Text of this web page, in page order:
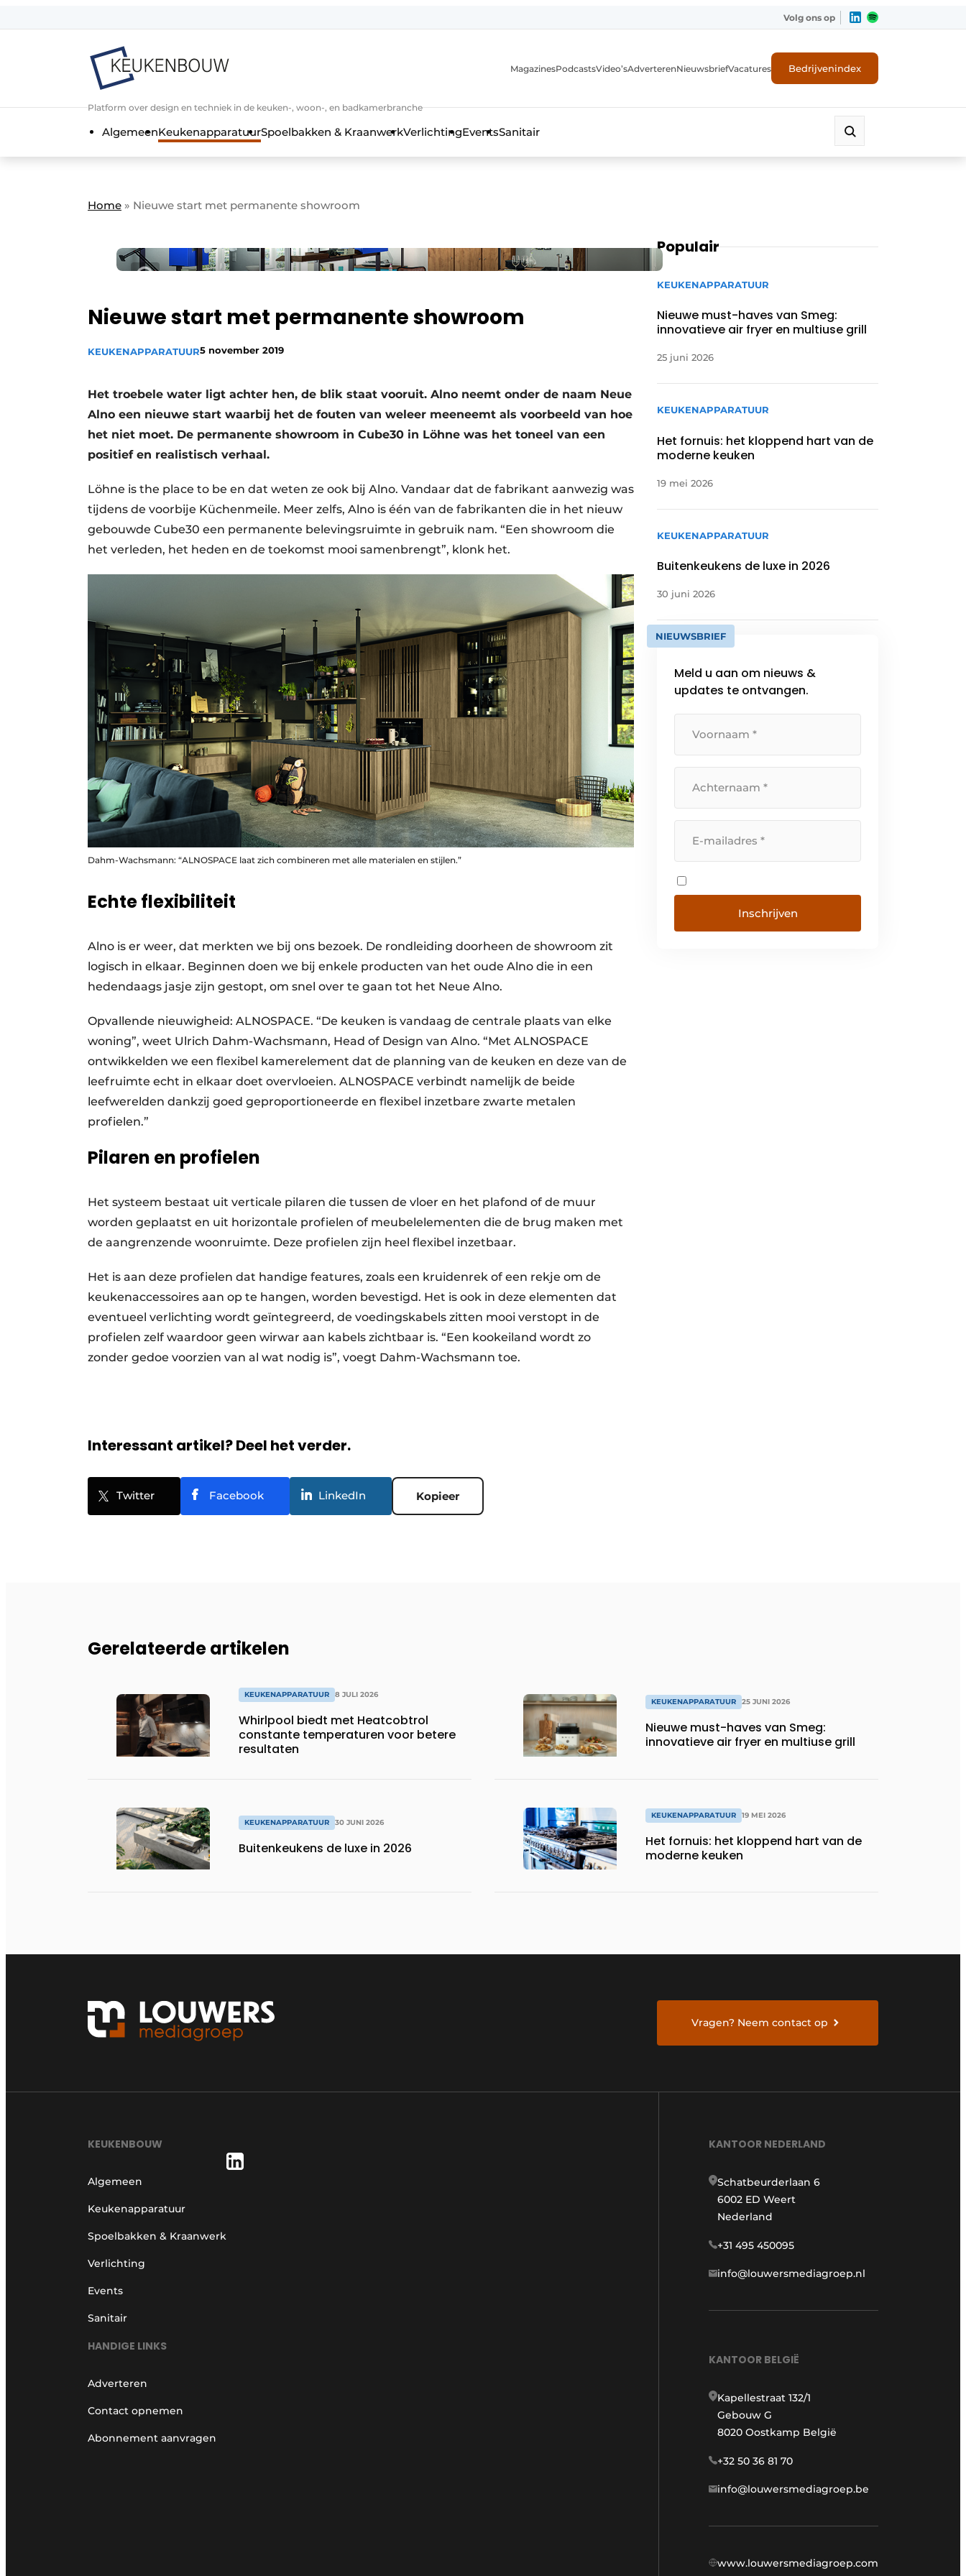
Algemene voorwaarden
Contact
Keukenbouw | Platform over design en techniek in de keuken-, woon-, en badkamerbranche
Nieuwsbrief
Privacy / Cookie statement
Volg ons op
Platform over design en techniek in de keuken-, woon-, en badkamerbranche
MagazinesPodcastsVideo’sAdverterenNieuwsbriefVacatures Bedrijvenindex
AlgemeenKeukenapparatuurSpoelbakken & KraanwerkVerlichtingEventsSanitair
Home » Nieuwe start met permanente showroom
Nieuwe start met permanente showroom
KEUKENAPPARATUUR5 november 2019
Het troebele water ligt achter hen, de blik staat vooruit. Alno neemt onder de naam Neue
Alno een nieuwe start waarbij het de fouten van weleer meeneemt als voorbeeld van hoe
het niet moet. De permanente showroom in Cube30 in Löhne was het toneel van een
positief en realistisch verhaal.
Löhne is the place to be en dat weten ze ook bij Alno. Vandaar dat de fabrikant aanwezig was
tijdens de voorbije Küchenmeile. Meer zelfs, Alno is één van de fabrikanten die in het nieuw
gebouwde Cube30 een permanente belevingsruimte in gebruik nam. “Een showroom die
het verleden, het heden en de toekomst mooi samenbrengt”, klonk het.
Dahm-Wachsmann: “ALNOSPACE laat zich combineren met alle materialen en stijlen.”
Echte flexibiliteit
Alno is er weer, dat merkten we bij ons bezoek. De rondleiding doorheen de showroom zit
logisch in elkaar. Beginnen doen we bij enkele producten van het oude Alno die in een
hedendaags jasje zijn gestopt, om snel over te gaan tot het Neue Alno.
Opvallende nieuwigheid: ALNOSPACE. “De keuken is vandaag de centrale plaats van elke
woning”, weet Ulrich Dahm-Wachsmann, Head of Design van Alno. “Met ALNOSPACE
ontwikkelden we een flexibel kamerelement dat de planning van de keuken en deze van de
leefruimte echt in elkaar doet overvloeien. ALNOSPACE verbindt namelijk de beide
leefwerelden dankzij goed geproportioneerde en flexibel inzetbare zwarte metalen
profielen.”
Pilaren en profielen
Het systeem bestaat uit verticale pilaren die tussen de vloer en het plafond of de muur
worden geplaatst en uit horizontale profielen of meubelelementen die de brug maken met
de aangrenzende woonruimte. Deze profielen zijn heel flexibel inzetbaar.
Het is aan deze profielen dat handige features, zoals een kruidenrek of een rekje om de
keukenaccessoires aan op te hangen, worden bevestigd. Het is ook in deze elementen dat
eventueel verlichting wordt geïntegreerd, de voedingskabels zitten mooi verstopt in de
profielen zelf waardoor geen wirwar aan kabels zichtbaar is. “Een kookeiland wordt zo
zonder gedoe voorzien van al wat nodig is”, voegt Dahm-Wachsmann toe.
Interessant artikel? Deel het verder.
Twitter Facebook LinkedIn Kopieer
Populair
KEUKENAPPARATUUR
Nieuwe must-haves van Smeg:
innovatieve air fryer en multiuse grill
25 juni 2026
KEUKENAPPARATUUR
Het fornuis: het kloppend hart van de
moderne keuken
19 mei 2026
KEUKENAPPARATUUR
Buitenkeukens de luxe in 2026
30 juni 2026
NIEUWSBRIEF
Meld u aan om nieuws &
updates te ontvangen.
Gerelateerde artikelen
KEUKENAPPARATUUR 8 JULI 2026
Whirlpool biedt met Heatcobtrol
constante temperaturen voor betere
resultaten
KEUKENAPPARATUUR 30 JUNI 2026
Buitenkeukens de luxe in 2026
KEUKENAPPARATUUR 25 JUNI 2026
Nieuwe must-haves van Smeg:
innovatieve air fryer en multiuse grill
KEUKENAPPARATUUR 19 MEI 2026
Het fornuis: het kloppend hart van de
moderne keuken
Vragen? Neem contact op
KEUKENBOUW
Algemeen
Keukenapparatuur
Spoelbakken & Kraanwerk
Verlichting
Events
Sanitair
HANDIGE LINKS
Adverteren
Contact opnemen
Abonnement aanvragen
KANTOOR NEDERLAND
Schatbeurderlaan 6
6002 ED Weert
Nederland
+31 495 450095
info@louwersmediagroep.nl
KANTOOR BELGIË
Kapellestraat 132/1
Gebouw G
8020 Oostkamp België
+32 50 36 81 70
info@louwersmediagroep.be
www.louwersmediagroep.com